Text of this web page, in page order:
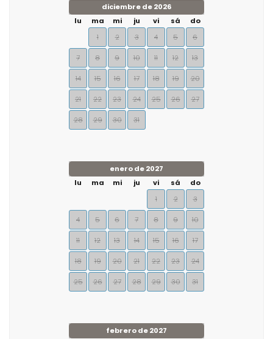
diciembre de 2026
lu
ma mi ju vi sá
do
1
2 3 4 5 6
7 8 9 10 11 12 13
14 15 16 17 18 19 20
21 22 23 24 25 26 27
28 29 30 31
enero de 2027
lu
ma mi ju vi sá
do
1
2 3
4 5 6 7 8 9 10
11 12 13 14 15 16 17
18 19 20 21 22 23 24
25 26 27 28 29 30 31
febrero de 2027